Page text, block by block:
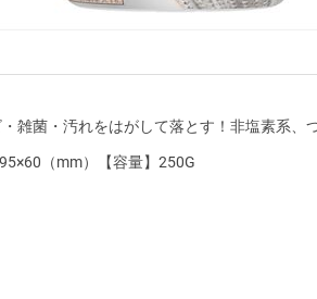
雑菌・汚れをはがして落とす！非塩素系、
（mm）【容量】250G